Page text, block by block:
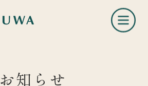
お知らせ